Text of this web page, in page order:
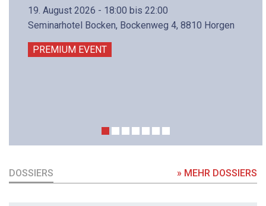
19. August 2026 - 18:00 bis 22:00
Seminarhotel Bocken, Bockenweg 4, 8810 Horgen
PREMIUM EVENT
DOSSIERS » MEHR DOSSIERS